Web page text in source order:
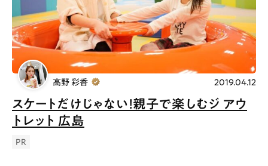
スケートだけじゃない！親子で楽しむジ アウ
トレット 広島
PR
高野 彩香 2019.04.12